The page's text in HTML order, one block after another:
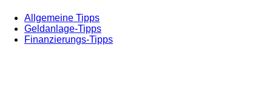
Allgemeine Tipps
Geldanlage-Tipps
Finanzierungs-Tipps